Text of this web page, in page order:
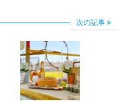
次の記事